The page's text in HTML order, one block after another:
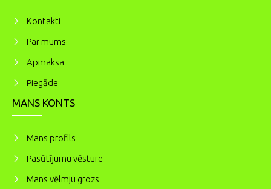
Kontakti
Par mums
Apmaksa
Piegāde
MANS KONTS
Mans profils
Pasūtījumu vēsture
Mans vēlmju grozs